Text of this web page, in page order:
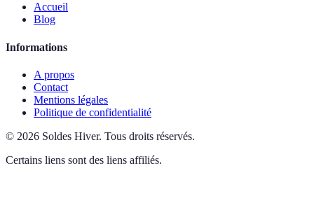
Accueil
Blog
Informations
A propos
Contact
Mentions légales
Politique de confidentialité
© 2026 Soldes Hiver. Tous droits réservés.
Certains liens sont des liens affiliés.